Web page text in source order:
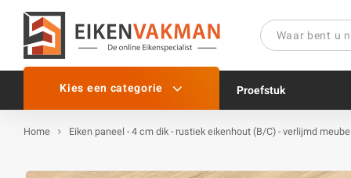
Kies een categorie Proefstuk
Home Eiken paneel - 4 cm dik - rustiek eikenhout (B/C) - verlijmd